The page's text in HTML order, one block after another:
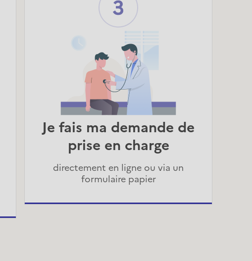
Je fais ma demande de
prise en charge
directement en ligne ou via un
formulaire papier